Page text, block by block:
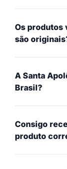
Os produtos
são
A Santa
Brasil?
Consigo
produto